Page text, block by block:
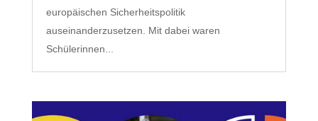
europäischen Sicherheitspolitik
auseinanderzusetzen. Mit dabei waren
Schülerinnen...